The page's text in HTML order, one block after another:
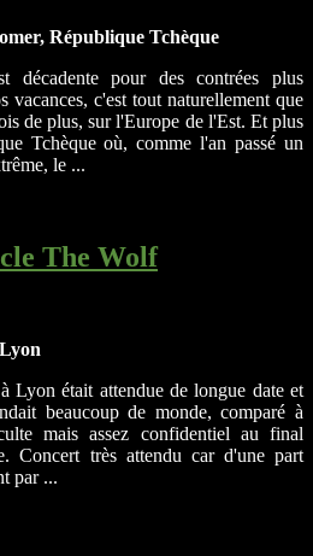
République Tchèque
décadente pour des contrées plus
vacances, c'est tout naturellement que
de plus, sur l'Europe de l'Est. Et plus
Tchèque où, comme l'an passé un
le ...
The Wolf
Lyon était attendue de longue date et
beaucoup de monde, comparé à
mais assez confidentiel au final
Concert très attendu car d'une part
par ...